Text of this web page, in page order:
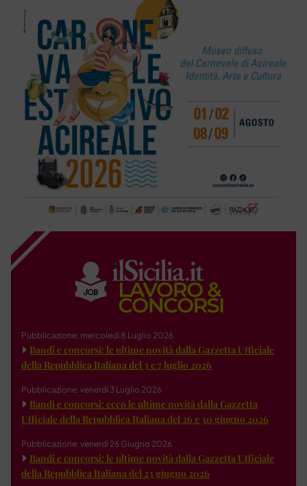
Pubblicazione: mercoledì 8 Luglio 2026
Bandi e concorsi: le ultime novità dalla Gazzetta Ufficiale
della Repubblica Italiana del 3 e 7 luglio 2026
Pubblicazione: venerdì 3 Luglio 2026
Bandi e concorsi: ecco le ultime novità dalla Gazzetta
Ufficiale della Repubblica Italiana del 26 e 30 giugno 2026
Pubblicazione: venerdì 26 Giugno 2026
Bandi e concorsi: le ultime novità dalla Gazzetta Ufficiale
della Repubblica Italiana del 23 giugno 2026